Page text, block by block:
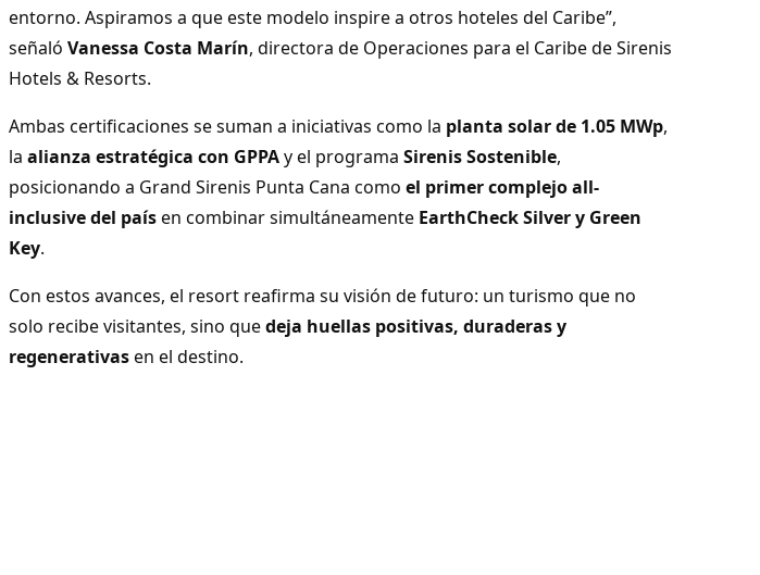
entorno. Aspiramos a que este modelo inspire a otros hoteles del Caribe”,
señaló Vanessa Costa Marín, directora de Operaciones para el Caribe de Sirenis
Hotels & Resorts.
Ambas certificaciones se suman a iniciativas como la planta solar de 1.05 MWp,
la alianza estratégica con GPPAy el programa Sirenis Sostenible,
posicionando a Grand Sirenis Punta Cana como el primer complejo all-
inclusive del paísen combinar simultáneamente EarthCheck Silver y Green
Key.
Con estos avances, el resort reafirma su visión de futuro: un turismo que no
solo recibe visitantes, sino quedeja huellas positivas, duraderas y
regenerativasen el destino.